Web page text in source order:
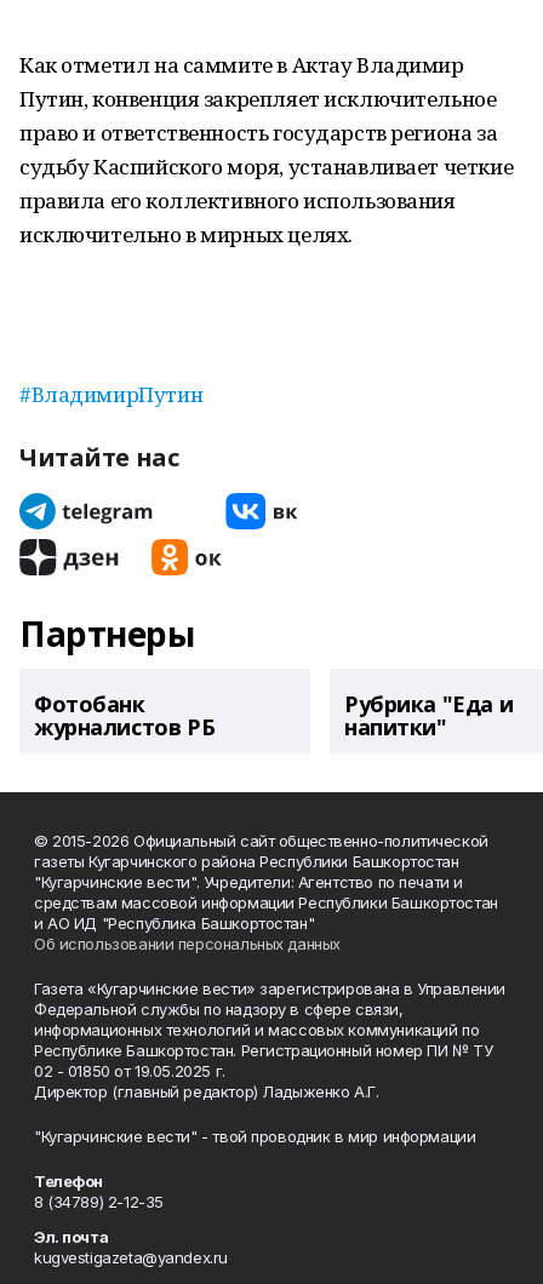
Как отметил на саммите в Актау Владимир
Путин, конвенция закрепляет исключительное
право и ответственность государств региона за
судьбу Каспийского моря, устанавливает четкие
правила его коллективного использования
исключительно в мирных целях.
#ВладимирПутин
Читайте нас
Партнеры
Фотобанк
журналистов РБ
Рубрика "Еда и
напитки"
© 2015-2026 Официальный сайт общественно-политической
газеты Кугарчинского района Республики Башкортостан
"Кугарчинские вести". Учредители: Агентство по печати и
средствам массовой информации Республики Башкортостан
и АО ИД "Республика Башкортостан"
Об использовании персональных данных
Газета «Кугарчинские вести» зарегистрирована в Управлении
Федеральной службы по надзору в сфере связи,
информационных технологий и массовых коммуникаций по
Республике Башкортостан. Регистрационный номер ПИ № ТУ
02 - 01850 от 19.05.2025 г.
Директор (главный редактор) Ладыженко А.Г.
"Кугарчинские вести" - твой проводник в мир информации
Телефон
8 (34789) 2-12-35
Эл. почта
kugvestigazeta@yandex.ru